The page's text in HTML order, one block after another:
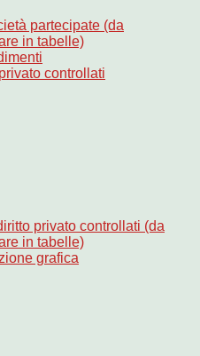
partecipate (da
in tabelle)
controllati
privato controllati (da
in tabelle)
grafica